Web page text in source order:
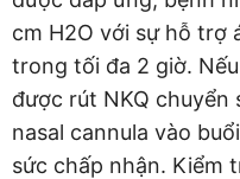
cm H2O với sự hỗ trợ
trong tối đa 2 giờ.
được rút NKQ chuyển
nasal cannula vào
sức chấp nhận. Kiểm